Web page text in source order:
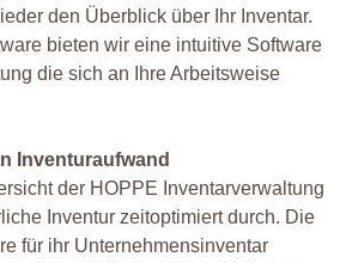
den Überblick über Ihr Inventar.
bieten wir eine intuitive Software
die sich an Ihre Arbeitsweise
Inventuraufwand
der HOPPE Inventarverwaltung
Inventur zeitoptimiert durch. Die
für ihr Unternehmensinventar